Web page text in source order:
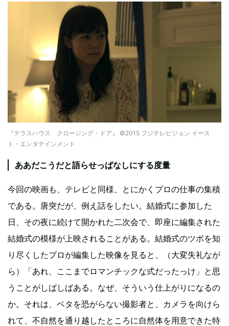
『テラスハウス クロージング・ドア』 ©2015 フジテレビジョン イース
ト・エンタテインメント
ああだこうだと語らせっぱなしにする度量
今回の映画も、テレビと同様、とにかくプロの仕事の集積
である。唐突だが、例え話をしたい。結婚式に参加した
日、その夜に続けて開かれた二次会で、即座に編集された
結婚式の模様が上映されることがある。結婚式のツボを知
り尽くしたプロが編集した映像を見ると、（大変失礼なが
ら）「あれ、ここまでロマンチックな式だったっけ」と思
うことがしばしばある。なぜ、そういう仕上がりになるの
か。それは、ベタを恐がらない撮影者と、カメラを向けら
れて、不自然を通り越したところに自然体を用意できた特